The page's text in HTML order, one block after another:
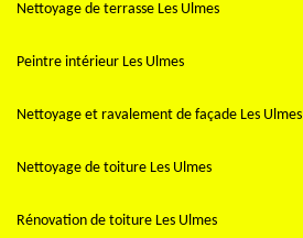
Nettoyage de terrasse Les Ulmes
Peintre intérieur Les Ulmes
Nettoyage et ravalement de façade Les Ulmes
Nettoyage de toiture Les Ulmes
Rénovation de toiture Les Ulmes